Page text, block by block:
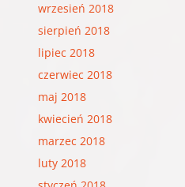
wrzesień 2018
sierpień 2018
lipiec 2018
czerwiec 2018
maj 2018
kwiecień 2018
marzec 2018
luty 2018